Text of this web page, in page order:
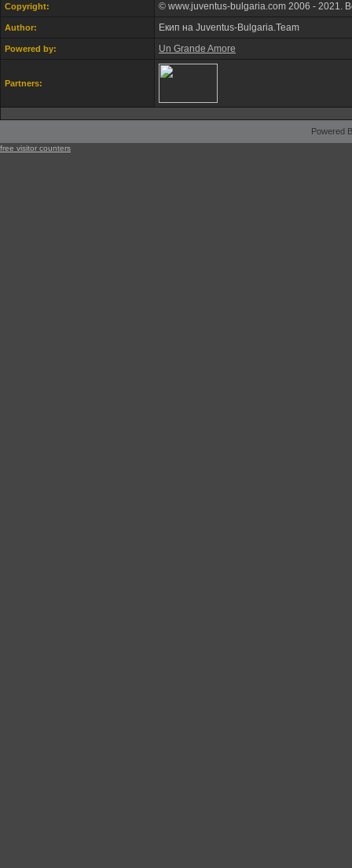
Copyright: © www.juventus-bulgaria.com 2006 - 2021.
Author: Екип на Juventus-Bulgaria.Team
Powered by: Un Grande Amore
Partners:
Powered
free visitor counters